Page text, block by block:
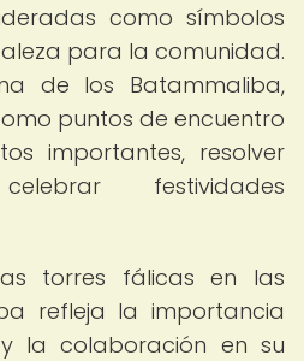
como símbolos
para la comunidad.
de los Batammaliba,
puntos de encuentro
importantes, resolver
festividades
torres fálicas en las
refleja la importancia
la colaboración en su